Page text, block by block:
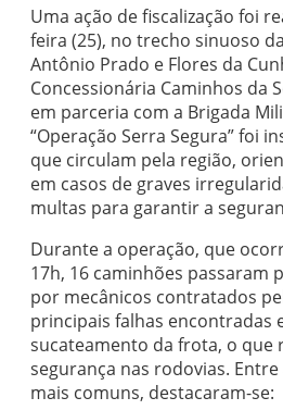
Uma ação de fiscalização foi
feira (25), no trecho sinuoso
Antônio Prado e Flores da
Concessionária Caminhos da
em parceria com a Brigada
“Operação Serra Segura” foi
que circulam pela região,
em casos de graves
multas para garantir a
Durante a operação, que
17h, 16 caminhões passaram
por mecânicos contratados
principais falhas encontradas
sucateamento da frota, o que
segurança nas rodovias.
mais comuns, destacaram-se: